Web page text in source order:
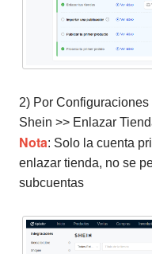
2) Por
Shein >> Enlazar
Nota: Solo la cuenta
enlazar tienda, no se
subcuentas